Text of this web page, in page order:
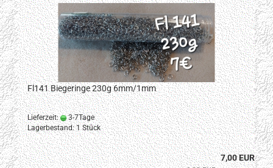
Fl141 Biegeringe 230g 6mm/1mm
Lieferzeit:
3-7Tage
Lagerbestand: 1 Stück
7,00 EUR